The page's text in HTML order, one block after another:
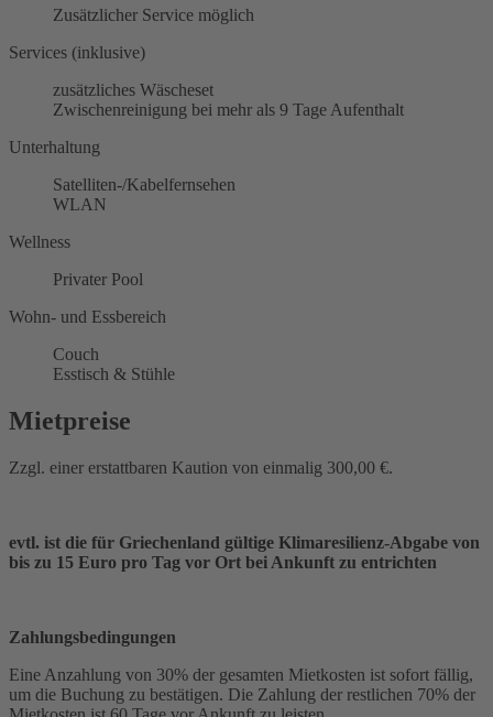
Zusätzlicher Service möglich
Services (inklusive)
zusätzliches Wäscheset
Zwischenreinigung bei mehr als 9 Tage Aufenthalt
Unterhaltung
Satelliten-/Kabelfernsehen
WLAN
Wellness
Privater Pool
Wohn- und Essbereich
Couch
Esstisch & Stühle
Mietpreise
Zzgl. einer erstattbaren Kaution von einmalig 300,00 €.
evtl. ist die für Griechenland gültige Klimaresilienz-Abgabe von
bis zu 15 Euro pro Tag vor Ort bei Ankunft zu entrichten
Zahlungsbedingungen
Eine Anzahlung von 30% der gesamten Mietkosten ist sofort fällig,
um die Buchung zu bestätigen. Die Zahlung der restlichen 70% der